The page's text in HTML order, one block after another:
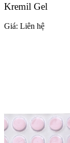
Kremil Gel
Giá: Liên hệ